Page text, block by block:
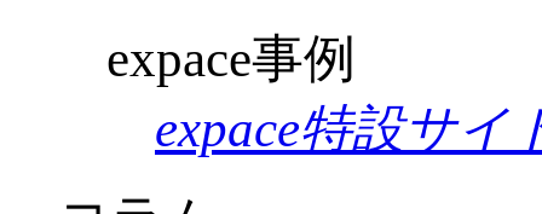
expace事例
expace特設サイ